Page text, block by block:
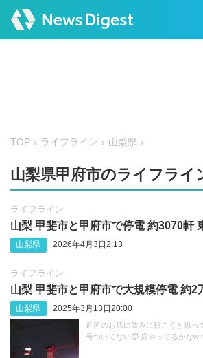
TOP ライフライン 山梨県
山梨県甲府市のライフライ
ライフライン
山梨 甲斐市と甲府市で停電 約3070軒
山梨県 2026年4月3日2:13
ライフライン
山梨 甲斐市と甲府市で大規模停電 約2
山梨県 2025年3月13日20:00
近所のお店に飲みに行こうと思っ
号ついてない😇 店やってるかなw